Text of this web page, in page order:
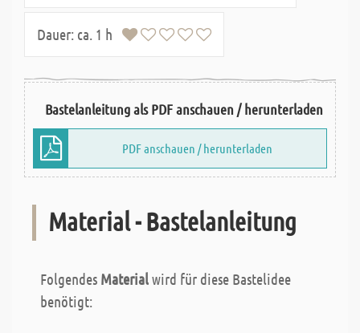
Dauer: ca. 1 h
Bastelanleitung als PDF anschauen / herunterladen
PDF anschauen / herunterladen
Material - Bastelanleitung
Folgendes Materialwird für diese Bastelidee
benötigt: